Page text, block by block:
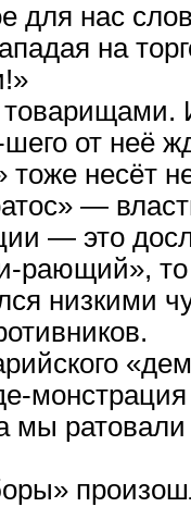
для нас
на
шего от неё
тоже несёт
—
— это
рающий», то
низкими
мы